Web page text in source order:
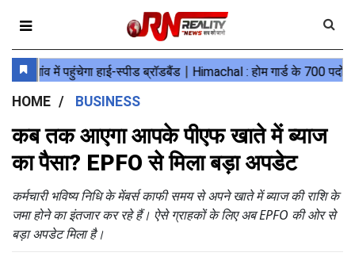
HOME BUSINESS
कब तक आएगा आपके पीएफ खाते में ब्‍याज
का पैसा? EPFO से मिला बड़ा अपडेट
कर्मचारी भविष्य निधि के मेंबर्स काफी समय से अपने खाते में ब्याज की राशि के
जमा होने का इंतजार कर रहे हैं। ऐसे ग्राहकों के लिए अब EPFO की ओर से
बड़ा अपडेट मिला है।